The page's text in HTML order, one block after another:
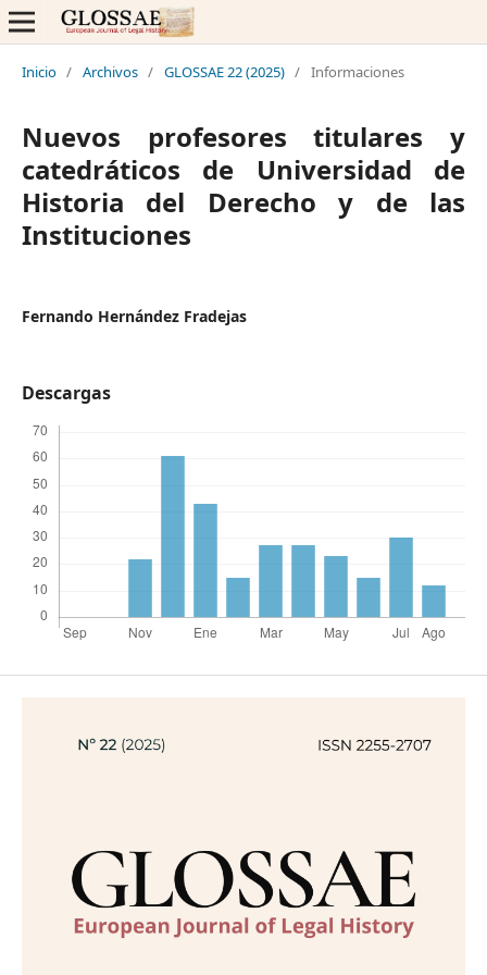
Inicio / Archivos / GLOSSAE 22 (2025) / Informaciones
Nuevos profesores titulares y
catedráticos de Universidad de
Historia del Derecho y de las
Instituciones
Fernando Hernández Fradejas
Descargas